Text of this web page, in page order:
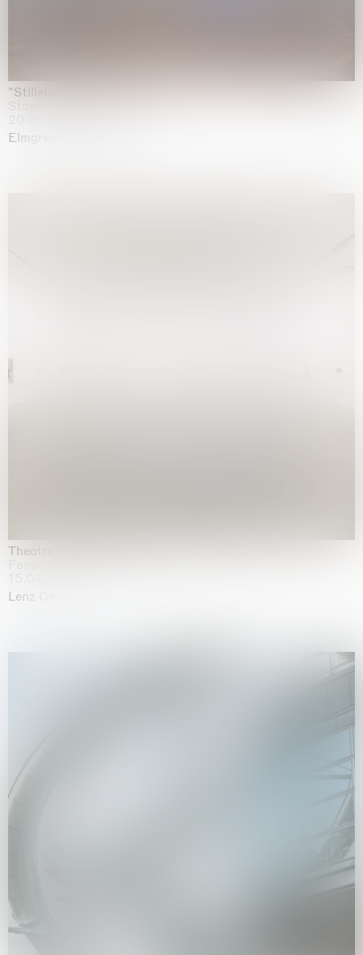
"Stilleben mit Gemüse”
Elmgreen & Dragset
Theatre of the mind
Lenz Geerk